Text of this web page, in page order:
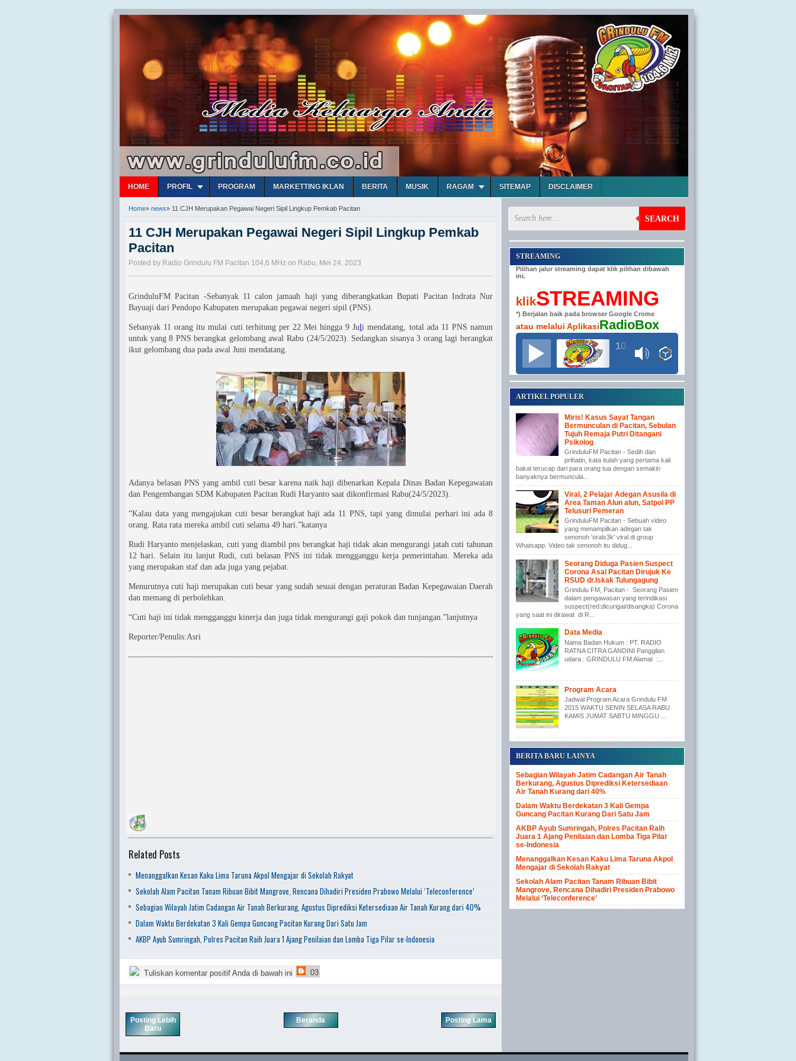
HOME PROFIL PROGRAM MARKETTING IKLAN BERITA MUSIK RAGAM SITEMAP DISCLAIMER
Home» news» 11 CJH Merupakan Pegawai Negeri Sipil Lingkup Pemkab Pacitan
11 CJH Merupakan Pegawai Negeri Sipil Lingkup Pemkab
Pacitan
Posted by Radio Grindulu FM Pacitan 104,6 MHz on Rabu, Mei 24, 2023
GrinduluFM Pacitan -Sebanyak 11 calon jamaah haji yang diberangkatkan Bupati Pacitan Indrata Nur
Bayuaji dari Pendopo Kabupaten merupakan pegawai negeri sipil (PNS).
Sebanyak 11 orang itu mulai cuti terhitung per 22 Mei hingga 9 Juli mendatang, total ada 11 PNS namun
untuk yang 8 PNS berangkat gelombang awal Rabu (24/5/2023). Sedangkan sisanya 3 orang lagi berangkat
ikut gelombang dua pada awal Juni mendatang.
Adanya belasan PNS yang ambil cuti besar karena naik haji dibenarkan Kepala Dinas Badan Kepegawaian
dan Pengembangan SDM Kabupaten Pacitan Rudi Haryanto saat dikonfirmasi Rabu(24/5/2023).
“Kalau data yang mengajukan cuti besar berangkat haji ada 11 PNS, tapi yang dimulai perhari ini ada 8
orang. Rata rata mereka ambil cuti selama 49 hari.”katanya
Rudi Haryanto menjelaskan, cuti yang diambil pns berangkat haji tidak akan mengurangi jatah cuti tahunan
12 hari. Selain itu lanjut Rudi, cuti belasan PNS ini tidak mengganggu kerja pemerintahan. Mereka ada
yang merupakan staf dan ada juga yang pejabat.
Menurutnya cuti haji merupakan cuti besar yang sudah sesuai dengan peraturan Badan Kepegawaian Daerah
dan memang di perbolehkan.
“Cuti haji ini tidak mengganggu kinerja dan juga tidak mengurangi gaji pokok dan tunjangan.”lanjutnya
Reporter/Penulis:Asri
Related Posts
Menanggalkan Kesan Kaku Lima Taruna Akpol Mengajar di Sekolah Rakyat
Sekolah Alam Pacitan Tanam Ribuan Bibit Mangrove, Rencana Dihadiri Presiden Prabowo Melalui ‘Teleconference’
Sebagian Wilayah Jatim Cadangan Air Tanah Berkurang, Agustus Diprediksi Ketersediaan Air Tanah Kurang dari 40%
Dalam Waktu Berdekatan 3 Kali Gempa Guncang Pacitan Kurang Dari Satu Jam
AKBP Ayub Sumringah, Polres Pacitan Raih Juara 1 Ajang Penilaian dan Lomba Tiga Pilar se-Indonesia
Tuliskan komentar positif Anda di bawah ini 03
Posting Lebih
Baru
Posting Lama
Beranda
SEARCH
STREAMING
Pilihan jalur streaming dapat klik pilihan dibawah
ini.
klikSTREAMING
*) Berjalan baik pada browser Google Crome
atau melalui AplikasiRadioBox
ARTIKEL POPULER
Miris! Kasus Sayat Tangan
Bermunculan di Pacitan, Sebulan
Tujuh Remaja Putri Ditangani
Psikolog
GrinduluFM Pacitan - Sedih dan
prihatin, kata itulah yang pertama kali
bakal terucap dari para orang tua dengan semakin
banyaknya bermuncula...
Viral, 2 Pelajar Adegan Asusila di
Area Taman Alun alun, Satpol PP
Telusuri Pemeran
GrinduluFM Pacitan - Sebuah video
yang menampilkan adegan tak
senonoh 'orals3k' viral di group
Whatsapp. Video tak senonoh itu didug...
Seorang Diduga Pasien Suspect
Corona Asal Pacitan Dirujuk Ke
RSUD dr.Iskak Tulungagung
Grindulu FM, Pacitan - Seorang Pasien
dalam pengawasan yang terindikasi
suspect(red:dicurigai/disangka) Corona
yang saat ini dirawat di R...
Data Media
Nama Badan Hukum : PT. RADIO
RATNA CITRA GANDINI Panggilan
udara : GRINDULU FM Alamat :...
Program Acara
Jadwal Program Acara Grindulu FM
2015 WAKTU SENIN SELASA RABU
KAMIS JUMAT SABTU MINGGU ...
BERITA BARU LAINYA
Sebagian Wilayah Jatim Cadangan Air Tanah
Berkurang, Agustus Diprediksi Ketersediaan
Air Tanah Kurang dari 40%
Dalam Waktu Berdekatan 3 Kali Gempa
Guncang Pacitan Kurang Dari Satu Jam
AKBP Ayub Sumringah, Polres Pacitan Raih
Juara 1 Ajang Penilaian dan Lomba Tiga Pilar
se-Indonesia
Menanggalkan Kesan Kaku Lima Taruna Akpol
Mengajar di Sekolah Rakyat
Sekolah Alam Pacitan Tanam Ribuan Bibit
Mangrove, Rencana Dihadiri Presiden Prabowo
Melalui ‘Teleconference’